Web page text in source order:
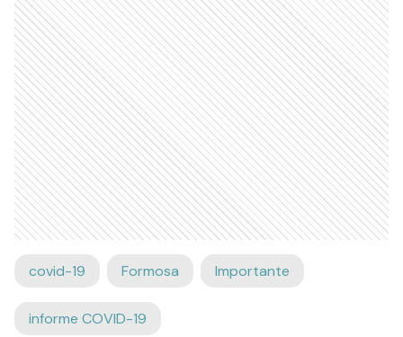
covid-19 Formosa Importante
informe COVID-19